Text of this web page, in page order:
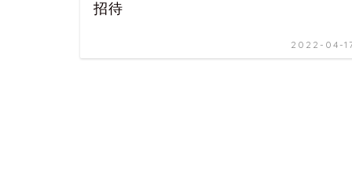
招待
2022-04-